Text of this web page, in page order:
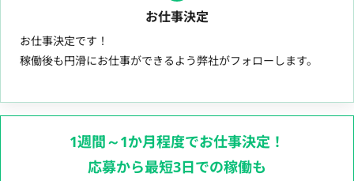
お仕事決定
お仕事決定です！
稼働後も円滑にお仕事ができるよう弊社がフォローします。
1週間～1か月程度でお仕事決定！
応募から最短3日での稼働も